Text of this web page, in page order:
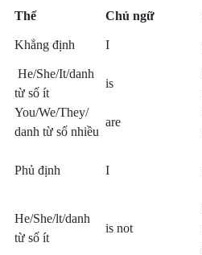
Thể Chủ ngữ
Khẳng định I
He/She/It/danh
từ số ít
is
You/We/They/
danh từ số nhiều
are
Phủ định I
He/She/lt/danh
từ số ít
is not